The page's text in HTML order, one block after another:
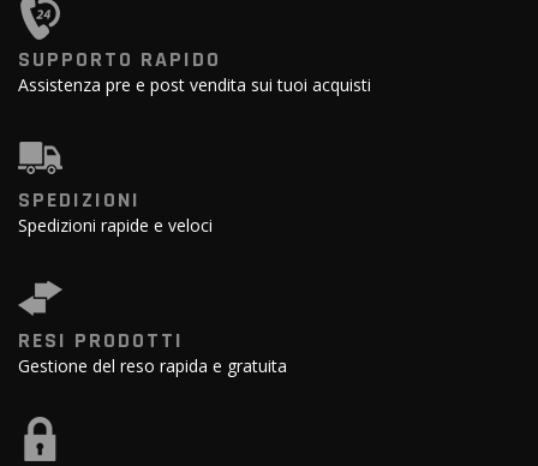
SUPPORTO RAPIDO
Assistenza pre e post vendita sui tuoi acquisti
SPEDIZIONI
Spedizioni rapide e veloci
RESI PRODOTTI
Gestione del reso rapida e gratuita